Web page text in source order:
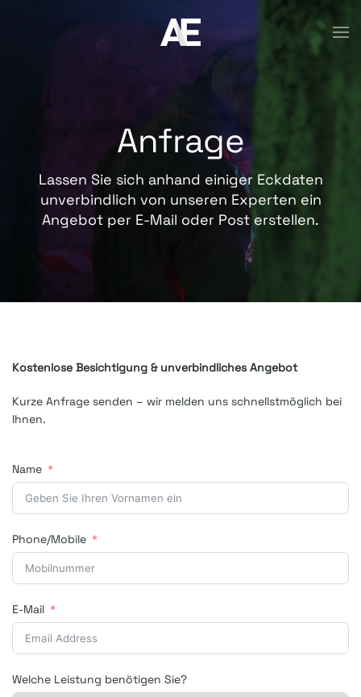
Anfrage
Lassen Sie sich anhand einiger Eckdaten
unverbindlich von unseren Experten ein
Angebot per E-Mail oder Post erstellen.
Kostenlose Besichtigung & unverbindliches Angebot
Kurze Anfrage senden – wir melden uns schnellstmöglich bei
Ihnen.
Name
Phone/Mobile
E-Mail
Welche Leistung benötigen Sie?